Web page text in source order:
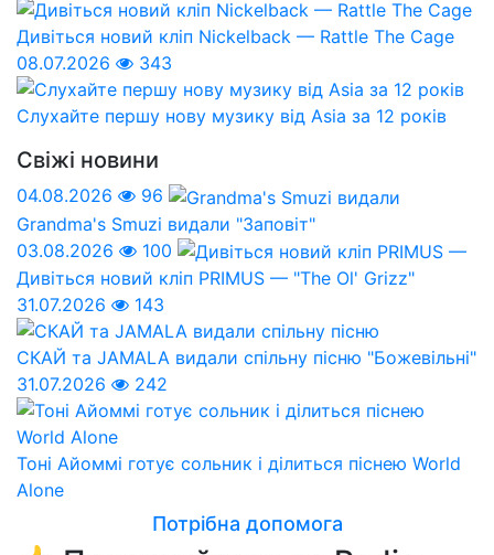
Дивіться новий кліп Nickelback — Rattle The Cage
08.07.2026
343
Слухайте першу нову музику від Asia за 12 років
Свіжі новини
04.08.2026
96
Grandma's Smuzi видали "Заповіт"
03.08.2026
100
Дивіться новий кліп PRIMUS — "The Ol' Grizz"
31.07.2026
143
СКАЙ та JAMALA видали спільну пісню "Божевільні"
31.07.2026
242
Тоні Айоммі готує сольник і ділиться піснею World
Alone
Потрібна допомога